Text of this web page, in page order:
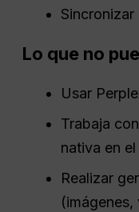
Lo que no
Usar
Trabaja
nativa en
Realizar